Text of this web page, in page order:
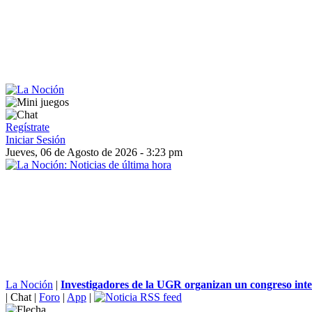
Regístrate
Iniciar Sesión
Jueves, 06 de Agosto de 2026 - 3:23 pm
La Noción | Investigadores de la UGR organizan un congreso
| Chat | Foro | App |